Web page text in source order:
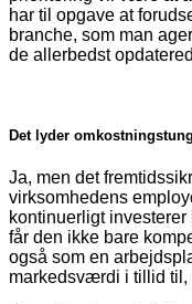
har til opgave at
branche, som man
de allerbedst
Det lyder
Ja, men det
virksomhedens
kontinuerligt
får den ikke bare
også som en
markedsværdi i tillid til,